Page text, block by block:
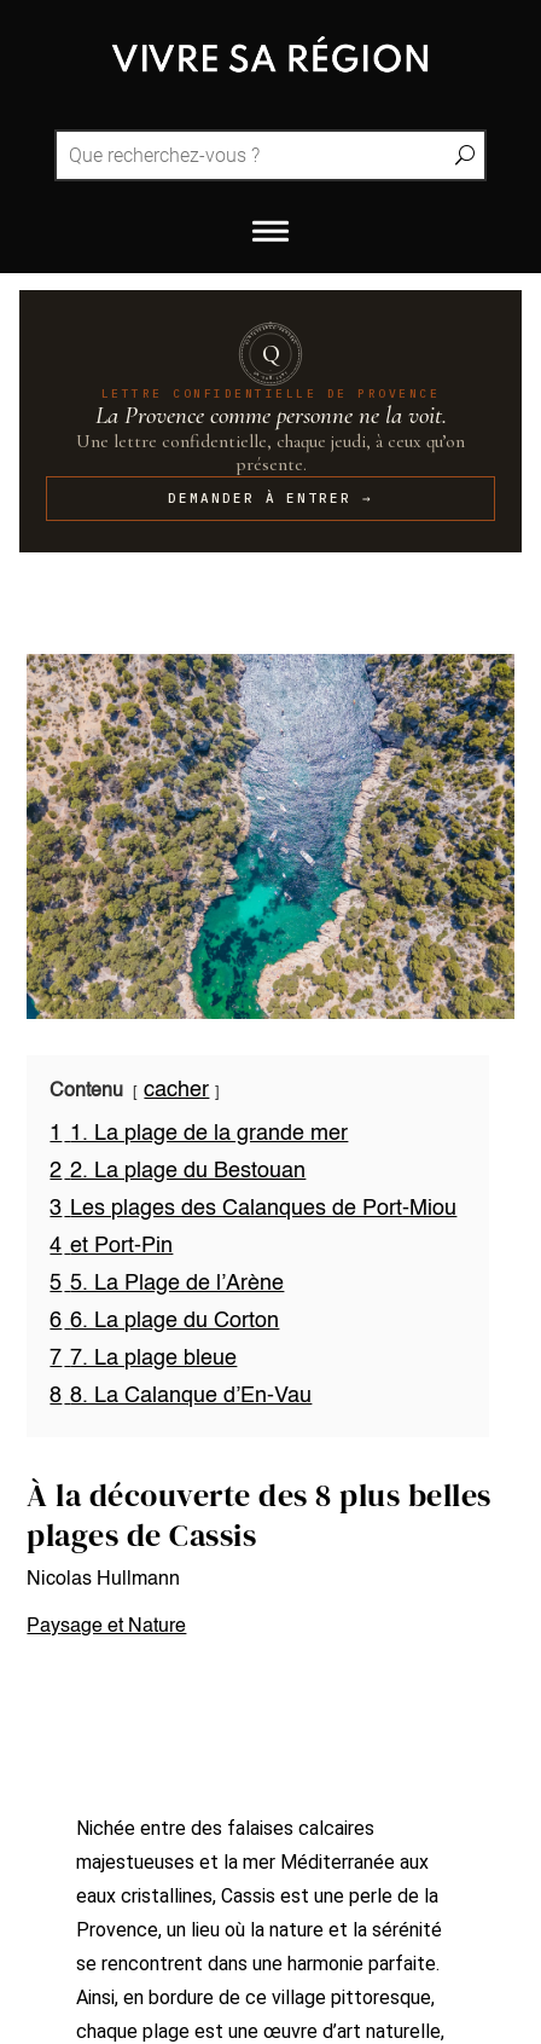
QUINTESSENCE·PROVENCE
UN·SUR·CENT
Q
LETTRE CONFIDENTIELLE DE PROVENCE
La Provence comme personne ne la voit.
Une lettre confidentielle, chaque jeudi, à ceux qu’on
présente.
DEMANDER À ENTRER →
Contenu
cacher
1
1. La plage de la grande mer
2 2. La plage du Bestouan
3 Les plages des Calanques de Port-Miou
4 et Port-Pin
5 5. La Plage de l’Arène
6 6. La plage du Corton
7 7. La plage bleue
8 8. La Calanque d’En-Vau
À la découverte des 8 plus belles
plages de Cassis
Nicolas Hullmann
Paysage et Nature
Nichée entre des falaises calcaires
majestueuses et la mer Méditerranée aux
eaux cristallines, Cassis est une perle de la
Provence, un lieu où la nature et la sérénité
se rencontrent dans une harmonie parfaite.
Ainsi, en bordure de ce village pittoresque,
chaque plage est une œuvre d’art naturelle,